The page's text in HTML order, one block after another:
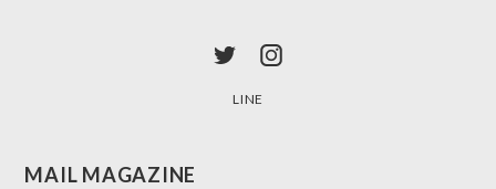
LINE
MAIL MAGAZINE